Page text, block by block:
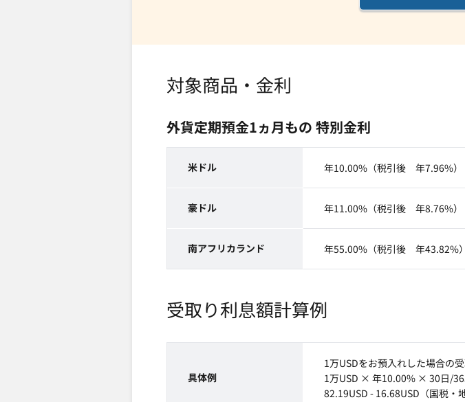
対象商品・金利
外貨定期預金1ヵ月もの 特別金利
米ドル 年10.00%（税引後 年7.96%）
豪ドル 年11.00%（税引後 年8.76%）
南アフリカランド 年55.00%（税引後 年43.82%）
受取り利息額計算例
具体例
1万USDをお預入れした場合の
1万USD × 年10.00% × 30日/
82.19USD - 16.68USD（国税・